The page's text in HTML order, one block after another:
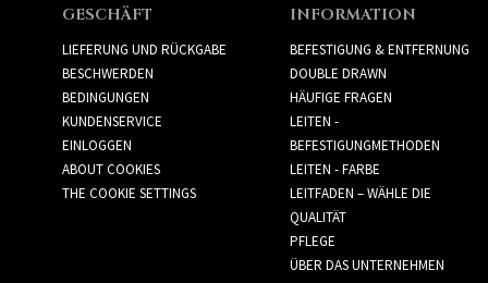
GESCHÄFT
LIEFERUNG UND RÜCKGABE
BESCHWERDEN
BEDINGUNGEN
KUNDENSERVICE
EINLOGGEN
ABOUT COOKIES
THE COOKIE SETTINGS
INFORMATION
BEFESTIGUNG & ENTFERNUNG
DOUBLE DRAWN
HÄUFIGE FRAGEN
LEITEN -
BEFESTIGUNGMETHODEN
LEITEN - FARBE
LEITFADEN – WÄHLE DIE
QUALITÄT
PFLEGE
ÜBER DAS UNTERNEHMEN